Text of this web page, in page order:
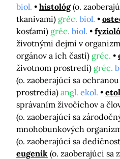
biol.
histológ (o.
tkanivami) gréc. biol.
kosťami) gréc. biol.
životnými dejmi v
orgánov a ich častí) gréc.
životnom prostredí) gréc.
(o. zaoberajúci sa
prostredia) angl. ekol.
správaním živočíchov a
(o. zaoberajúci sa
mnohobunkových
(o. zaoberajúci sa
eugenik (o. zaoberajúci sa